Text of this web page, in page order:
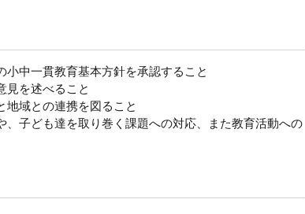
中一貫教育基本方針を承認すること
見を述べること
地域との連携を図ること
子ども達を取り巻く課題への対応、また教育活動への